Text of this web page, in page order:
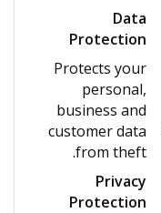
Data
Protection
Protects your
personal,
business and
customer data
from theft.
Privacy
Protection